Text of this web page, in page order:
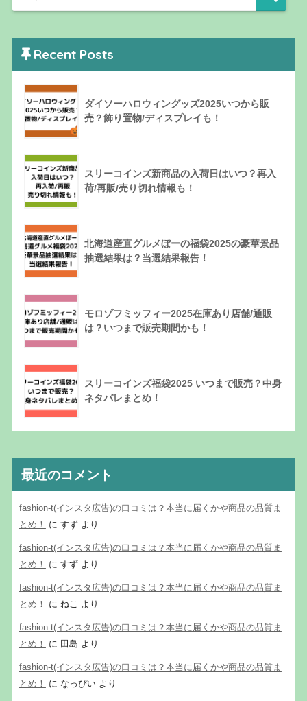
Recent Posts
ダイソーハロウィングッズ2025いつから販
売？飾り置物/ディスプレイも！
スリーコインズ新商品の入荷日はいつ？再入
荷/再販/売り切れ情報も！
北海道産直グルメぼーの福袋2025の豪華景品
抽選結果は？当選結果報告！
モロゾフミッフィー2025在庫あり店舗/通販
は？いつまで販売期間かも！
スリーコインズ福袋2025 いつまで販売？中身
ネタバレまとめ！
最近のコメント
fashion-t(インスタ広告)の口コミは？本当に届くかや商品の品質ま
とめ！
に すずより
fashion-t(インスタ広告)の口コミは？本当に届くかや商品の品質ま
とめ！
に すずより
fashion-t(インスタ広告)の口コミは？本当に届くかや商品の品質ま
とめ！
に ねこ より
fashion-t(インスタ広告)の口コミは？本当に届くかや商品の品質ま
とめ！
に 田島 より
fashion-t(インスタ広告)の口コミは？本当に届くかや商品の品質ま
とめ！
に なっぴいより